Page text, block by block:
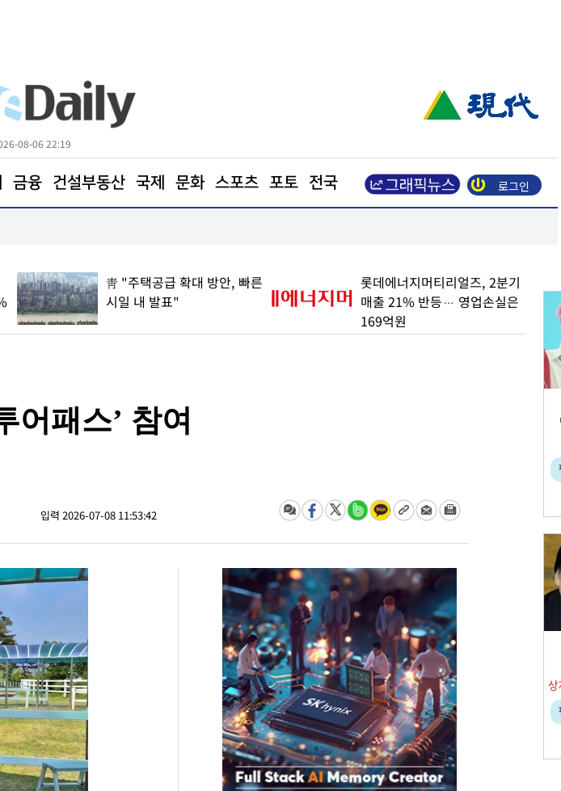
08-06 22:19
금융 건설부동산 국제 문화 스포츠 포토 전국 로그인
靑 "주택공급 확대 방안, 빠른
시일 내 발표"
롯데에너지머티리얼즈, 2분기
매출 21% 반등… 영업손실은
169억원
어패스’ 참여
입력 2026-07-08 11:53:42